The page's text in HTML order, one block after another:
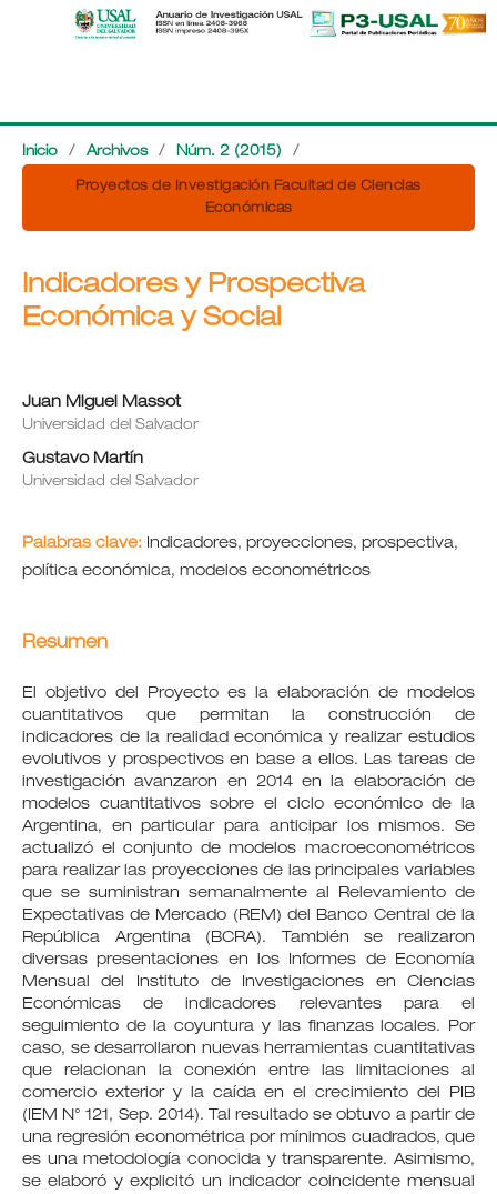
Inicio / Archivos / Núm. 2 (2015) /
Proyectos de Investigación Facultad de Ciencias
Económicas
Indicadores y Prospectiva
Económica y Social
Juan Miguel Massot
Universidad del Salvador
Gustavo Martín
Universidad del Salvador
Palabras clave: Indicadores, proyecciones, prospectiva,
política económica, modelos econométricos
Resumen
El objetivo del Proyecto es la elaboración de modelos
cuantitativos que permitan la construcción de
indicadores de la realidad económica y realizar estudios
evolutivos y prospectivos en base a ellos. Las tareas de
investigación avanzaron en 2014 en la elaboración de
modelos cuantitativos sobre el ciclo económico de la
Argentina, en particular para anticipar los mismos. Se
actualizó el conjunto de modelos macroeconométricos
para realizar las proyecciones de las principales variables
que se suministran semanalmente al Relevamiento de
Expectativas de Mercado (REM) del Banco Central de la
República Argentina (BCRA). También se realizaron
diversas presentaciones en los Informes de Economía
Mensual del Instituto de Investigaciones en Ciencias
Económicas de indicadores relevantes para el
seguimiento de la coyuntura y las finanzas locales. Por
caso, se desarrollaron nuevas herramientas cuantitativas
que relacionan la conexión entre las limitaciones al
comercio exterior y la caída en el crecimiento del PIB
(IEM N° 121, Sep. 2014). Tal resultado se obtuvo a partir de
una regresión econométrica por mínimos cuadrados, que
es una metodología conocida y transparente. Asimismo,
se elaboró y explicitó un indicador coincidente mensual